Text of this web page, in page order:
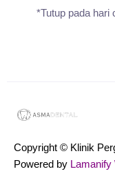
*Tutup pada hari
Copyright © Klinik
Powered by Lamanify